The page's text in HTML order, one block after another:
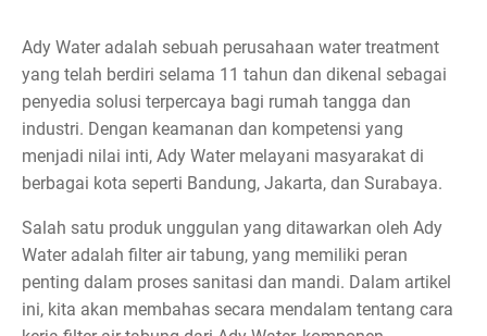
Ady Water adalah sebuah perusahaan water treatment
yang telah berdiri selama 11 tahun dan dikenal sebagai
penyedia solusi terpercaya bagi rumah tangga dan
industri. Dengan keamanan dan kompetensi yang
menjadi nilai inti, Ady Water melayani masyarakat di
berbagai kota seperti Bandung, Jakarta, dan Surabaya.
Salah satu produk unggulan yang ditawarkan oleh Ady
Water adalah filter air tabung, yang memiliki peran
penting dalam proses sanitasi dan mandi. Dalam artikel
ini, kita akan membahas secara mendalam tentang cara